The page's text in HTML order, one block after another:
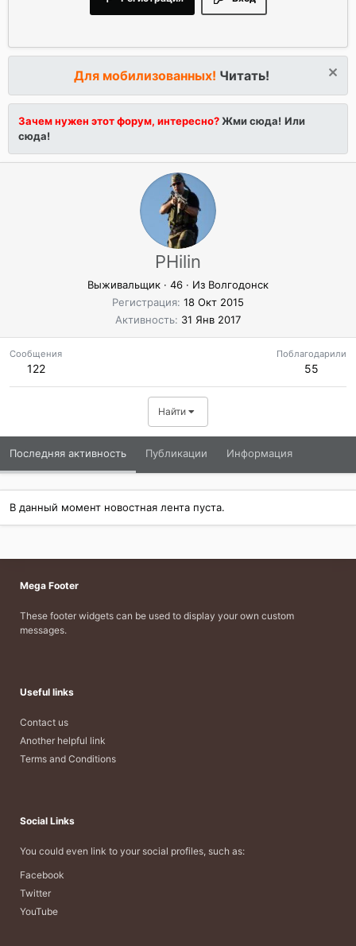
Для мобилизованных! Читать!
Зачем нужен этот форум, интересно?Жми сюда! Или
сюда!
PHilin
Выживальщик · 46 · Из Волгодонск
Регистрация 18 Окт 2015
Активность 31 Янв 2017
Сообщения
122
Поблагодарили
55
Найти
Последняя активность Публикации Информация
В данный момент новостная лента пуста.
Mega Footer
These footer widgets can be used to display your own custom
messages.
Useful links
Contact us
Another helpful link
Terms and Conditions
Social Links
You could even link to your social profiles, such as:
Facebook
Twitter
YouTube